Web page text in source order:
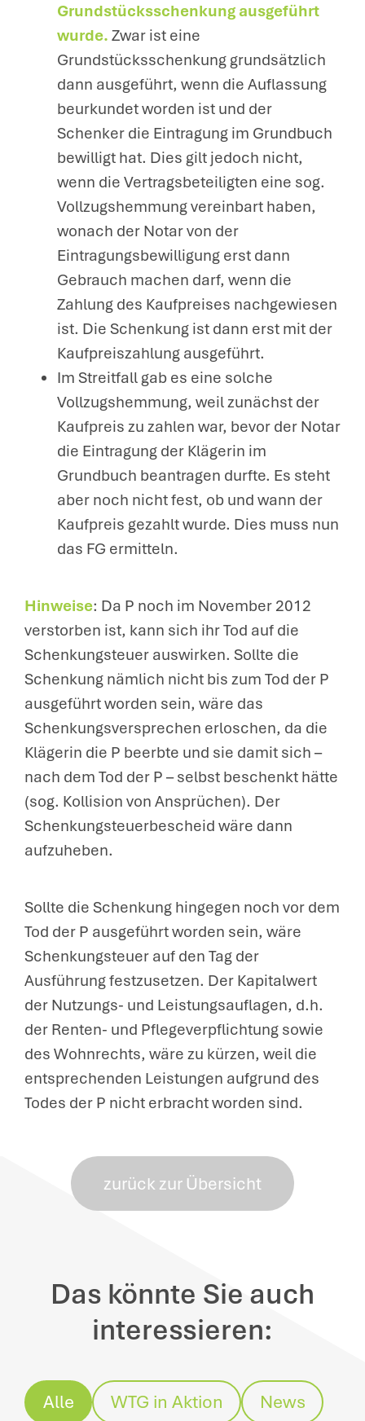
Grundstücksschenkung ausgeführt
wurde. Zwar ist eine
Grundstücksschenkung grundsätzlich
dann ausgeführt, wenn die Auflassung
beurkundet worden ist und der
Schenker die Eintragung im Grundbuch
bewilligt hat. Dies gilt jedoch nicht,
wenn die Vertragsbeteiligten eine sog.
Vollzugshemmung vereinbart haben,
wonach der Notar von der
Eintragungsbewilligung erst dann
Gebrauch machen darf, wenn die
Zahlung des Kaufpreises nachgewiesen
ist. Die Schenkung ist dann erst mit der
Kaufpreiszahlung ausgeführt.
Im Streitfall gab es eine solche
Vollzugshemmung, weil zunächst der
Kaufpreis zu zahlen war, bevor der Notar
die Eintragung der Klägerin im
Grundbuch beantragen durfte. Es steht
aber noch nicht fest, ob und wann der
Kaufpreis gezahlt wurde. Dies muss nun
das FG ermitteln.
Hinweise: Da P noch im November 2012
verstorben ist, kann sich ihr Tod auf die
Schenkungsteuer auswirken. Sollte die
Schenkung nämlich nicht bis zum Tod der P
ausgeführt worden sein, wäre das
Schenkungsversprechen erloschen, da die
Klägerin die P beerbte und sie damit sich –
nach dem Tod der P – selbst beschenkt hätte
(sog. Kollision von Ansprüchen). Der
Schenkungsteuerbescheid wäre dann
aufzuheben.
Sollte die Schenkung hingegen noch vor dem
Tod der P ausgeführt worden sein, wäre
Schenkungsteuer auf den Tag der
Ausführung festzusetzen. Der Kapitalwert
der Nutzungs- und Leistungsauflagen, d.h.
der Renten- und Pflegeverpflichtung sowie
des Wohnrechts, wäre zu kürzen, weil die
entsprechenden Leistungen aufgrund des
Todes der P nicht erbracht worden sind.
zurück zur Übersicht
Das könnte Sie auch
interessieren:
Alle WTG in Aktion News